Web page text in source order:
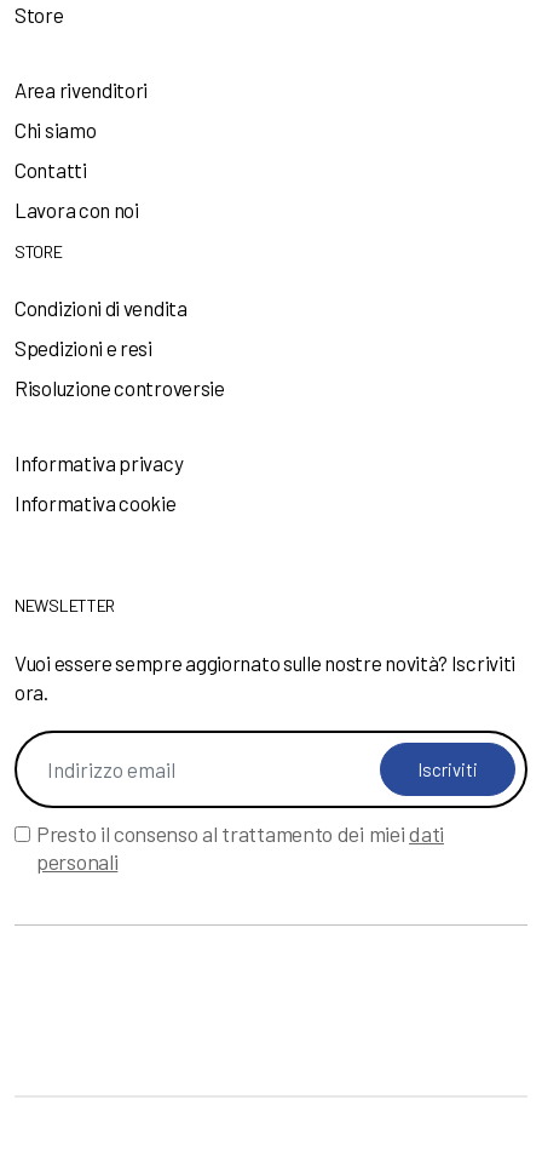
Store
Area rivenditori
Chi siamo
Contatti
Lavora con noi
STORE
Condizioni di vendita
Spedizioni e resi
Risoluzione controversie
Informativa privacy
Informativa cookie
NEWSLETTER
Vuoi essere sempre aggiornato sulle nostre novità? Iscriviti
ora.
Iscriviti
Presto il consenso al trattamento dei mieidati
personali